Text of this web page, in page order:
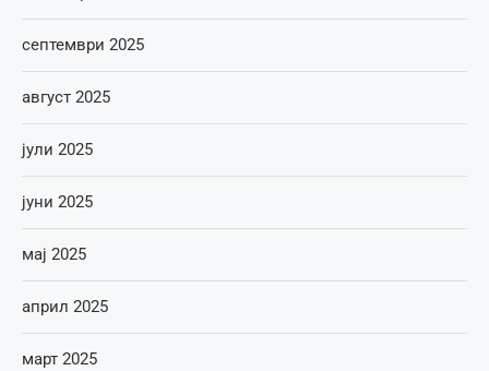
септември 2025
август 2025
јули 2025
јуни 2025
мај 2025
април 2025
март 2025